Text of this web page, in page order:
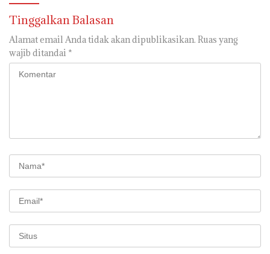
Tinggalkan Balasan
Alamat email Anda tidak akan dipublikasikan. Ruas yang
wajib ditandai *